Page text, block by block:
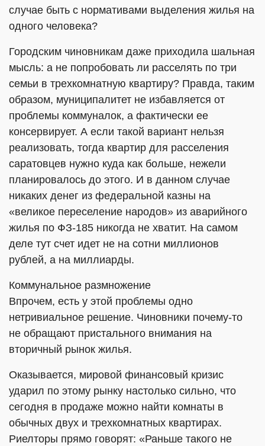
случае быть с нормативами выделения жилья на
одного человека?
Городским чиновникам даже приходила шальная
мысль: а не попробовать ли расселять по три
семьи в трехкомнатную квартиру? Правда, таким
образом, муниципалитет не избавляется от
проблемы коммуналок, а фактически ее
консервирует. А если такой вариант нельзя
реализовать, тогда квартир для расселения
саратовцев нужно куда как больше, нежели
планировалось до этого. И в данном случае
никаких денег из федеральной казны на
«великое переселение народов» из аварийного
жилья по ФЗ-185 никогда не хватит. На самом
деле тут счет идет не на сотни миллионов
рублей, а на миллиарды.
Коммунальное размножение
Впрочем, есть у этой проблемы одно
нетривиальное решение. Чиновники почему-то
не обращают пристального внимания на
вторичный рынок жилья.
Оказывается, мировой финансовый кризис
ударил по этому рынку настолько сильно, что
сегодня в продаже можно найти комнаты в
обычных двух и трехкомнатных квартирах.
Риелторы прямо говорят: «Раньше такого не